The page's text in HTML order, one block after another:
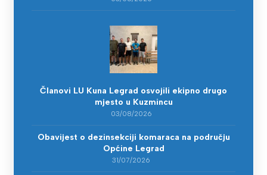
Članovi LU Kuna Legrad osvojili ekipno drugo
mjesto u Kuzmincu
03/08/2026
Obavijest o dezinsekciji komaraca na području
Općine Legrad
31/07/2026